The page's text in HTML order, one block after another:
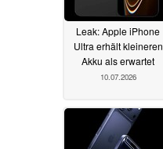
Leak: Apple iPhone
Ultra erhält kleineren
Akku als erwartet
10.07.2026